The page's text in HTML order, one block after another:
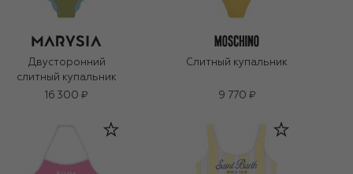
Двусторонний
слитный купальник
16 300 ₽
Слитный купальник
9 770 ₽